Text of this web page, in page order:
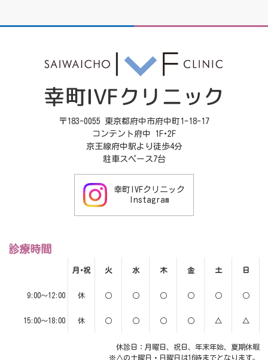
〒183-0055 東京都府中市府中町1-18-17
コンテント府中 1F･2F
京王線府中駅より徒歩4分
駐車スペース7台
幸町IVFクリニック
Instagram
診療時間
月･祝 火 水 木 金 土 日
9:00～12:00 休 ○ ○ ○ ○ ○ ○
15:00～18:00 休 ○ ○ ○ ○ △ △
休診日：月曜日、祝日、年末年始、夏期休暇
※△の土曜日・日曜日は16時までとなります。